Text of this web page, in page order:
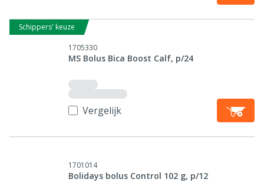
Schippers' keuze
1705330
MS Bolus Bica Boost Calf, p/24
Vergelijk
1701014
Bolidays bolus Control 102 g, p/12